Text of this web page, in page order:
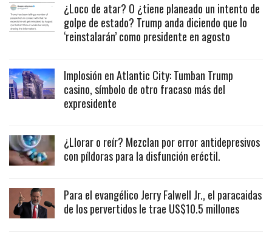
¿Loco de atar? O ¿tiene planeado un intento de
golpe de estado? Trump anda diciendo que lo
‘reinstalarán’ como presidente en agosto
Implosión en Atlantic City: Tumban Trump
casino, símbolo de otro fracaso más del
expresidente
¿Llorar o reír? Mezclan por error antidepresivos
con píldoras para la disfunción eréctil.
Para el evangélico Jerry Falwell Jr., el paracaidas
de los pervertidos le trae US$10.5 millones